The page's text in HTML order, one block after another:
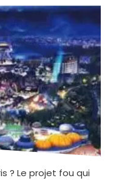
? Le projet fou qui